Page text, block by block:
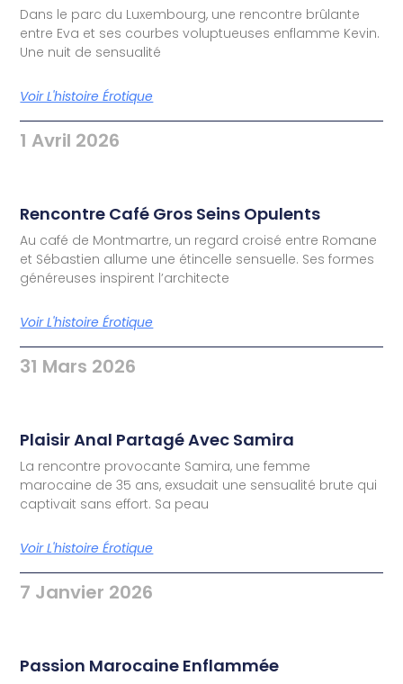
Dans le parc du Luxembourg, une rencontre brûlante
entre Eva et ses courbes voluptueuses enflamme Kevin.
Une nuit de sensualité
Voir L'histoire Érotique
1 Avril 2026
Rencontre Café Gros Seins Opulents
Au café de Montmartre, un regard croisé entre Romane
et Sébastien allume une étincelle sensuelle. Ses formes
généreuses inspirent l’architecte
Voir L'histoire Érotique
31 Mars 2026
Plaisir Anal Partagé Avec Samira
La rencontre provocante Samira, une femme
marocaine de 35 ans, exsudait une sensualité brute qui
captivait sans effort. Sa peau
Voir L'histoire Érotique
7 Janvier 2026
Passion Marocaine Enflammée